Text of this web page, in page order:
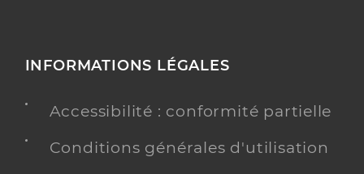
INFORMATIONS LÉGALES
Accessibilité : conformité partielle
Conditions générales d'utilisation